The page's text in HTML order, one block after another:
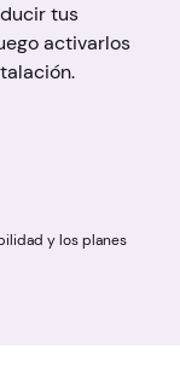
tus
activarlos
y los planes